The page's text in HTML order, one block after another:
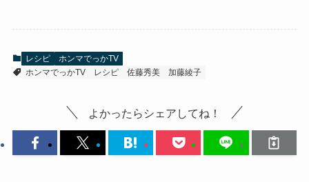
レシピ
ホンマでっかTV
ホンマでっかTV
レシピ 佐藤秀美 加藤綾子
よかったらシェアしてね！